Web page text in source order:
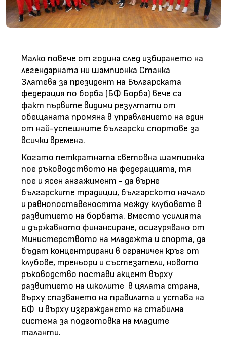
Малко повече от година след избирането на
легендарната ни шампионка Станка
Златева за президент на Българската
федерация по борба (БФ Борба) вече са
факт първите видими резултати от
обещаната промяна в управлението на един
от най-успешните български спортове за
всички времена.
Когато петкратната световна шампионка
пое ръководството на федерацията, тя
пое и ясен ангажимент - да върне
българските традиции, българското начало
и равнопоставеността между клубовете в
развитието на борбата. Вместо усилията
и държавното финансиране, осигурявано от
Министерството на младежта и спорта, да
бъдат концентрирани в ограничен кръг от
клубове, треньори и състезатели, новото
ръководство постави акцент върху
развитието на школите в цялата страна,
върху спазването на правилата и устава на
БФ и върху изграждането на стабилна
система за подготовка на младите
таланти.